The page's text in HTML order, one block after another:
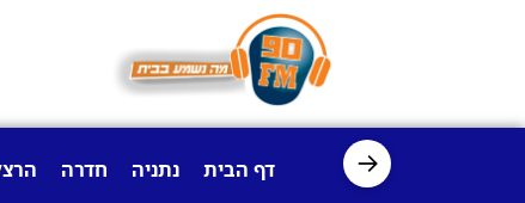
→ דף הבית נתניה חדרה